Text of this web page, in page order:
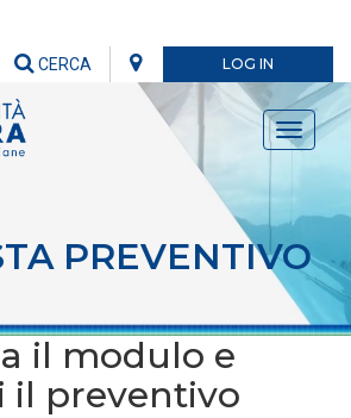
LOG IN
CERCA
Toggle
PREVENTIVO
il modulo e
il preventivo